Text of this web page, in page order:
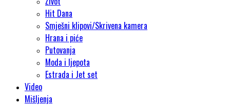
Hit Dana
Smješni klipovi/Skrivena kamera
Hrana i piće
Putovanja
Moda i ljepota
Estrada i Jet set
Video
Mišljenja